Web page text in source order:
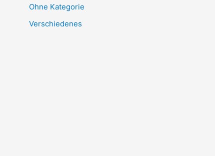
Ohne Kategorie
Verschiedenes